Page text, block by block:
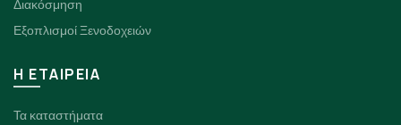
Διακόσμηση
Εξοπλισμοί Ξενοδοχειών
H ΕΤΑΙΡΕΙΑ
Τα καταστήματα